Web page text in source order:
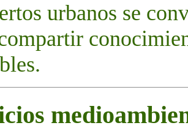
urbanos se